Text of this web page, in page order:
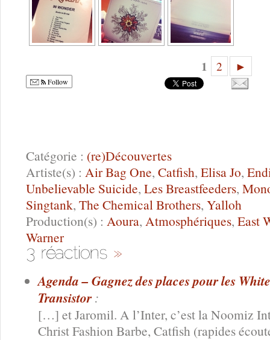
1 2 ►
Follow
Catégorie : (re)Découvertes
Artiste(s) : Air Bag One, Catfish, Elisa Jo,
Unbelievable Suicide, Les Breastfeeders,
Singtank, The Chemical Brothers, Yalloh
Production(s) : Aoura, Atmosphériques, East
Warner
Agenda – Gagnez des places pour les
Transistor :
[…] et Jaromil. A l’Inter, c’est la Noomiz
Christ Fashion Barbe, Catfish (rapides